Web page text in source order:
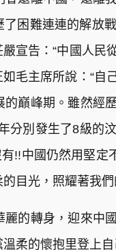
了困難連連的解放
宣告：“中國人民
毛主席所說：“自
的巔峰期。雖然經
分別發生了8級的
!!中國仍然用堅定
目光，照耀著我
麗的轉身，迎來中
柔的懷抱里登上